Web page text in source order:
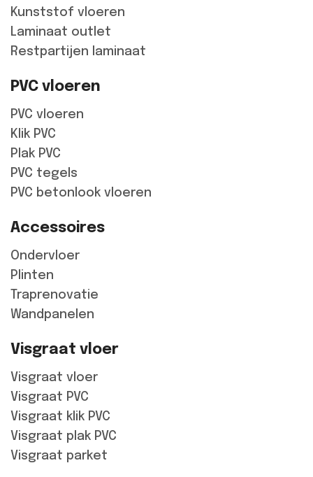
Kunststof vloeren
Laminaat outlet
Restpartijen laminaat
PVC vloeren
PVC vloeren
Klik PVC
Plak PVC
PVC tegels
PVC betonlook vloeren
Accessoires
Ondervloer
Plinten
Traprenovatie
Wandpanelen
Visgraat vloer
Visgraat vloer
Visgraat PVC
Visgraat klik PVC
Visgraat plak PVC
Visgraat parket